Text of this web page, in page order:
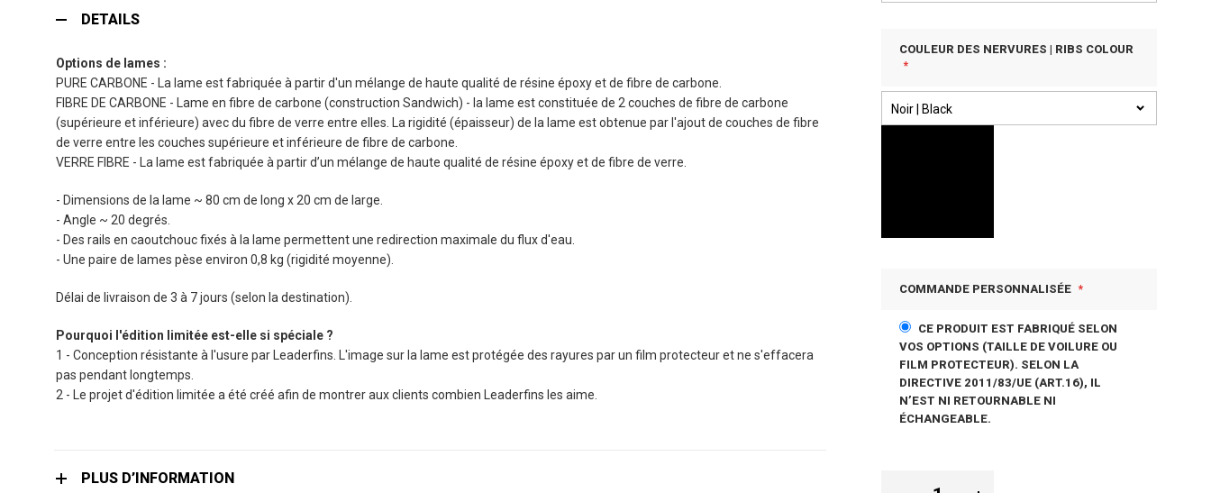
to
of
the
images
gallery
DETAILS
Options de lames :
PURE CARBONE - La lame est fabriquée à partir d'un mélange de haute qualité de résine époxy et de fibre de carbone.
FIBRE DE CARBONE - Lame en fibre de carbone (construction Sandwich) - la lame est constituée de 2 couches de fibre de carbone
(supérieure et inférieure) avec du fibre de verre entre elles. La rigidité (épaisseur) de la lame est obtenue par l'ajout de couches de fibre
de verre entre les couches supérieure et inférieure de fibre de carbone.
VERRE FIBRE - La lame est fabriquée à partir d’un mélange de haute qualité de résine époxy et de fibre de verre.
- Dimensions de la lame ~ 80 cm de long x 20 cm de large.
- Angle ~ 20 degrés.
- Des rails en caoutchouc fixés à la lame permettent une redirection maximale du flux d'eau.
- Une paire de lames pèse environ 0,8 kg (rigidité moyenne).
Délai de livraison de 3 à 7 jours (selon la destination).
Pourquoi l'édition limitée est-elle si spéciale ?
1 - Conception résistante à l'usure par Leaderfins. L'image sur la lame est protégée des rayures par un film protecteur et ne s'effacera
pas pendant longtemps.
2 - Le projet d'édition limitée a été créé afin de montrer aux clients combien Leaderfins les aime.
PLUS D’INFORMATION
COULEUR DES NERVURES | RIBS COLOUR
COMMANDE PERSONNALISÉE
CE PRODUIT EST FABRIQUÉ SELON
VOS OPTIONS (TAILLE DE VOILURE OU
FILM PROTECTEUR). SELON LA
DIRECTIVE 2011/83/UE (ART.16), IL
N’EST NI RETOURNABLE NI
ÉCHANGEABLE.